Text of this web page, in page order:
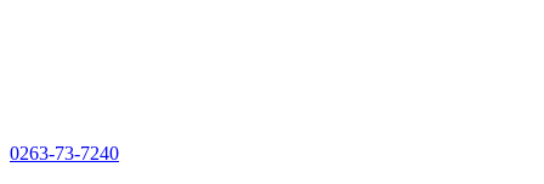
0263-73-7240